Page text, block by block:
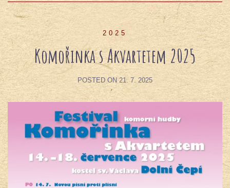
2025
Komořinka s Akvartetem 2025
POSTED ON21. 7. 2025